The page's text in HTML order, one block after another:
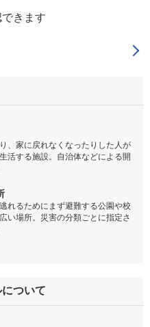
きます
、家に戻れなくなったりした人が
活する施設。自治体などによる開
れるためにまず避難する公園や校
い場所。災害の分類ごとに指定さ
ついて